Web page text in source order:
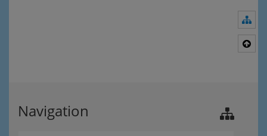
Navigation